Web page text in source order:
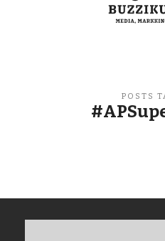
POSTS